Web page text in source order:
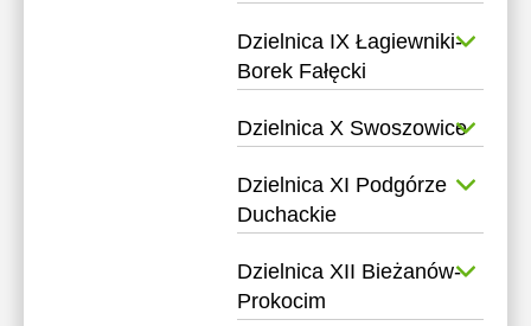
Dzielnica IX Łagiewniki-
Borek Fałęcki
Dzielnica X Swoszowice
Dzielnica XI Podgórze
Duchackie
Dzielnica XII Bieżanów-
Prokocim